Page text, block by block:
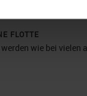
erwünschte
FLOTTE
wie bei